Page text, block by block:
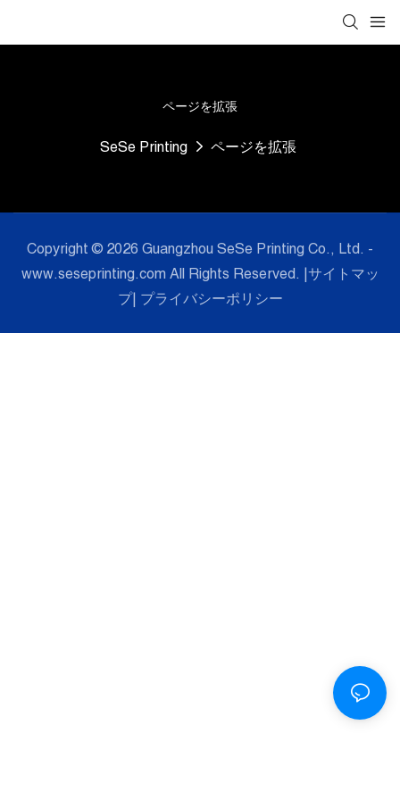
ページを拡張
SeSe Printing ページを拡張
Copyright © 2026 Guangzhou SeSe Printing Co., Ltd. -
www.seseprinting.com All Rights Reserved. |サイトマッ
プ| プライバシーポリシー